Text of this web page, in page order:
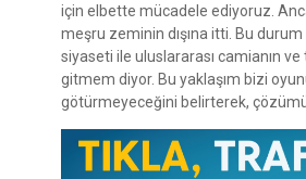
için elbette mücadele ediyoruz.
meşru zeminin dışına itti. Bu
siyaseti ile uluslararası camianın
gitmem diyor. Bu yaklaşım bizi
götürmeyeceğini belirterek,